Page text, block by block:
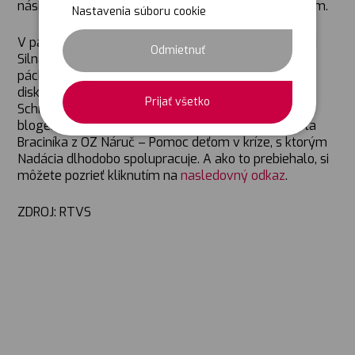
Nastavenia súboru cookie
Odmietnuť
Prijať všetko
násilného správania voči vlastným partnerom, deťom.
V panelovej diskusii, ktorú odvysielala RTVS v relácii
Silná zostava, účastníci diskutovali práve o násilí
páchanom na deťoch a či ho dokážeme zastaviť. Na
diskusii sme mohli vidieť herečku Lujzu Garajovú
Schramekovú, sociologičku Sylviu Porubänovú,
blogerku Ľudmilu Kolesárovú a psychológa Róberta
Braciníka z OZ Náruč – Pomoc deťom v kríze, s ktorým
Nadácia dlhodobo spolupracuje. A ako to prebiehalo, si
môžete pozrieť kliknutím nanasledovný odkaz.
ZDROJ: RTVS